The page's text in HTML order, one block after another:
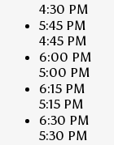
4:30 PM
5:45 PM
4:45 PM
6:00 PM
5:00 PM
6:15 PM
5:15 PM
6:30 PM
5:30 PM